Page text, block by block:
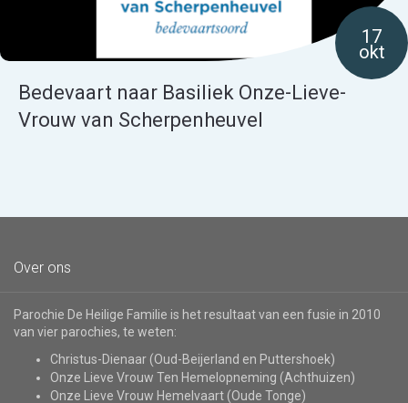
17
okt
Bedevaart naar Basiliek Onze-Lieve-
Vrouw van Scherpenheuvel
Over ons
Parochie De Heilige Familie is het resultaat van een fusie in 2010
van vier parochies, te weten:
Christus-Dienaar (Oud-Beijerland en Puttershoek)
Onze Lieve Vrouw Ten Hemelopneming (Achthuizen)
Onze Lieve Vrouw Hemelvaart (Oude Tonge)